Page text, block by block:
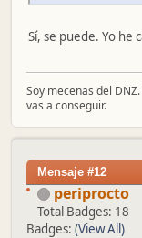
Sí, se puede. Yo he
Soy mecenas del
vas a conseguir.
Mensaje #12
periprocto
Total Badges: 18
Badges: (View All)